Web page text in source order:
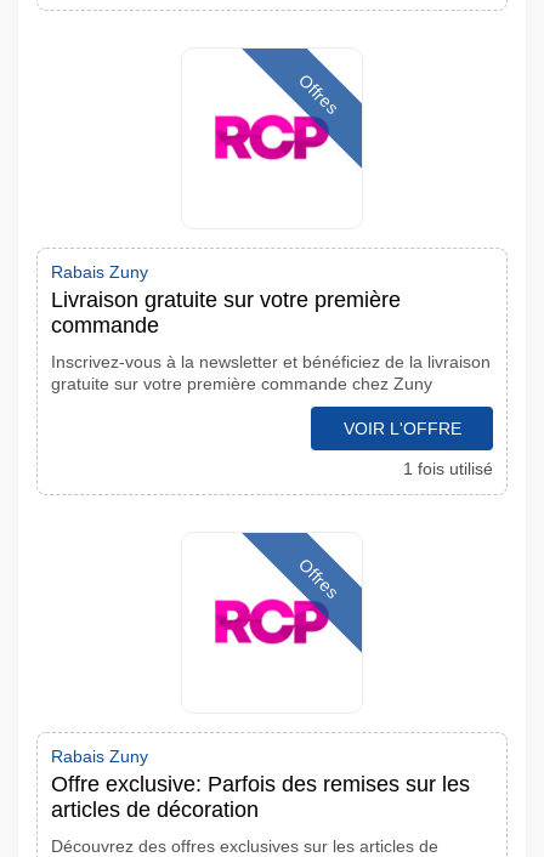
Offres
Rabais Zuny
Livraison gratuite sur votre première
commande
Inscrivez-vous à la newsletter et bénéficiez de la livraison
gratuite sur votre première commande chez Zuny
VOIR L'OFFRE
1 fois utilisé
Offres
Rabais Zuny
Offre exclusive: Parfois des remises sur les
articles de décoration
Découvrez des offres exclusives sur les articles de